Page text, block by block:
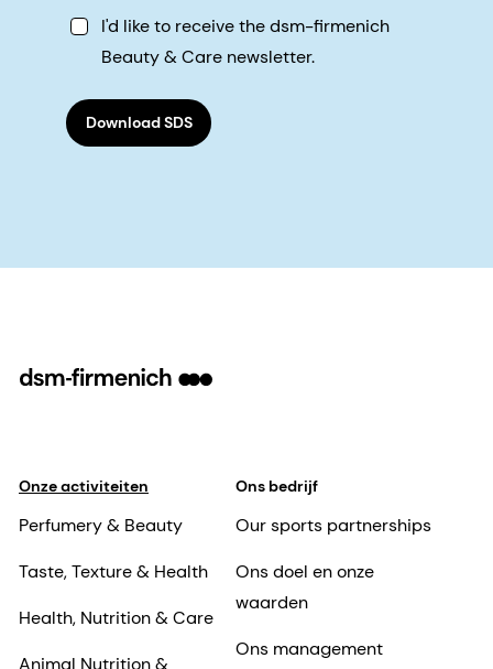
I'd like to receive the dsm-firmenich
Beauty & Care newsletter.
Download SDS
Onze activiteiten
Perfumery & Beauty
Taste, Texture & Health
Health, Nutrition & Care
Animal Nutrition &
Ons bedrijf
Our sports partnerships
Ons doel en onze
waarden
Ons management